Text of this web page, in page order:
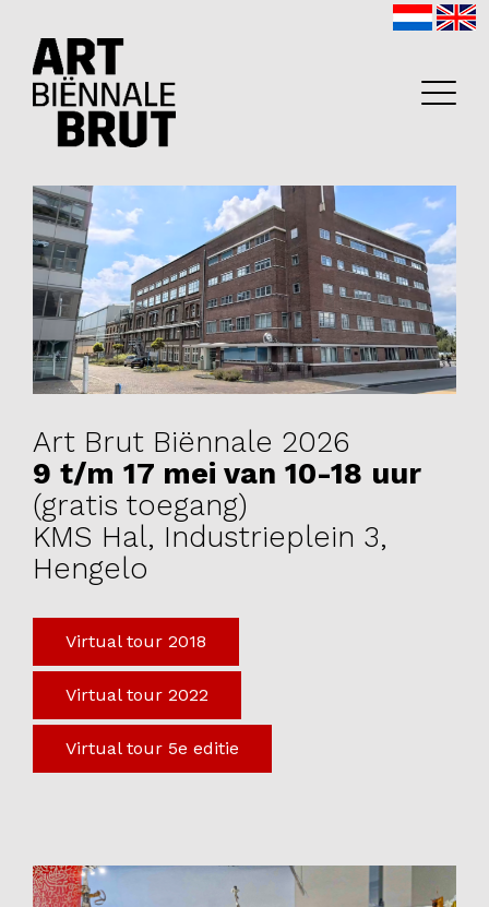
Home
Exposanten
2026
Programma
Onderwijs
Blijgoedplein
Doe mee
Bezoekers
Parking
Over ons
ANBI
Fotoalbums
Art Brut Biënnale 2026
9 t/m 17 mei van 10-18 uur
(gratis toegang)
KMS Hal, Industrieplein 3,
Hengelo
Virtual tour 2018
Virtual tour 2022
Virtual tour 5e editie